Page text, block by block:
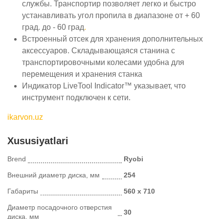
службы. Транспортир позволяет легко и быстро
устанавливать угол пропила в диапазоне от + 60
град. до - 60 град.
Встроенный отсек для хранения дополнительных
аксессуаров. Складывающаяся станина с
транспортировочными колесами удобна для
перемещения и хранения станка
Индикатор LiveTool Indicator™ указывает, что
инструмент подключен к сети.
ikarvon.uz
Xususiyatlari
Brend Ryobi
Внешний диаметр диска, мм 254
Габариты 560 x 710
Диаметр посадочного отверстия
диска, мм
30